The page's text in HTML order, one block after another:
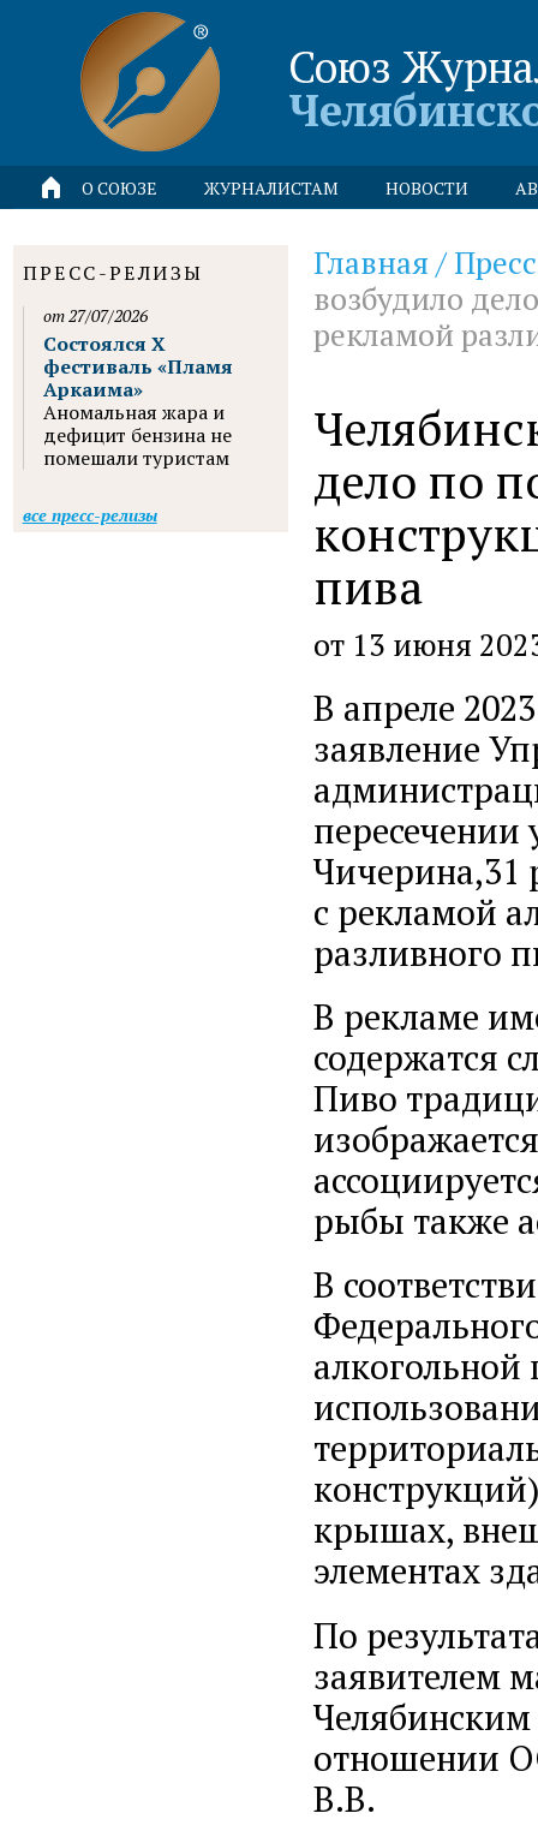
Союз
О СОЮЗЕ ЖУРНАЛИСТАМ НОВОСТИ
Главная /
возбудило
рекламой
дело по
пива
от 13 июня
В апреле
заявление
пересечении
Чичерина,31
с рекламой
разливного
В рекламе
содержатся
Пиво
рыбы также
В
крышах,
элементах
По
заявителем
отношении
В.В.
ПРЕСС-РЕЛИЗЫ
от 27/07/2026
Состоялся X
фестиваль «Пламя
Аркаима»
Аномальная жара и
дефицит бензина не
помешали туристам
все пресс-релизы